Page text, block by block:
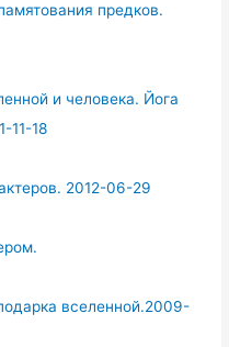
предков.
и человека. Йога
11-18
2012-06-29
вселенной.2009-